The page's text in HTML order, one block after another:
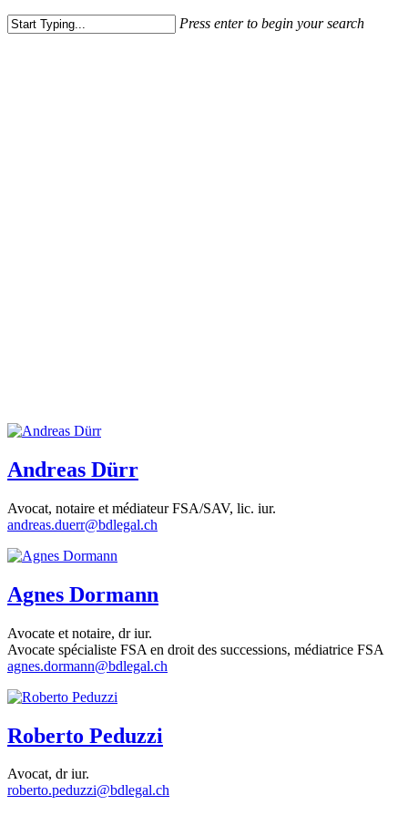
Press enter to begin your search
Andreas Dürr
Avocat, notaire et médiateur FSA/SAV, lic. iur.
andreas.duerr@bdlegal.ch
Agnes Dormann
Avocate et notaire, dr iur.
Avocate spécialiste FSA en droit des successions, médiatrice FSA
agnes.dormann@bdlegal.ch
Roberto Peduzzi
Avocat, dr iur.
roberto.peduzzi@bdlegal.ch